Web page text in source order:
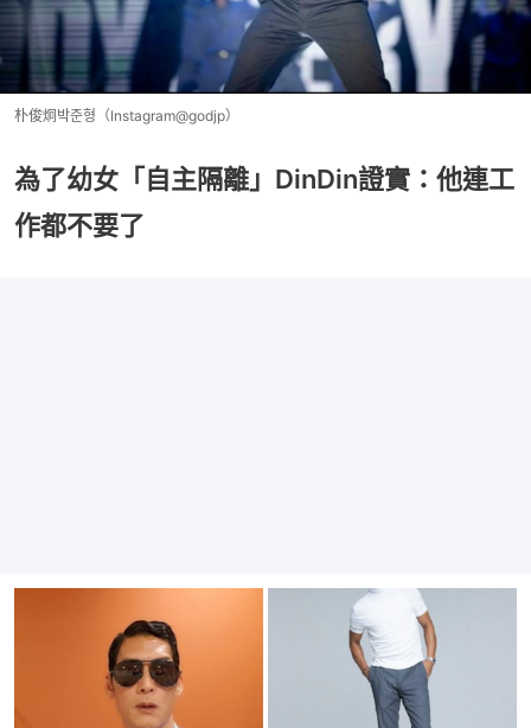
朴俊炯박준형（Instagram@godjp）
為了幼女「自主隔離」DinDin證實：他連工
作都不要了